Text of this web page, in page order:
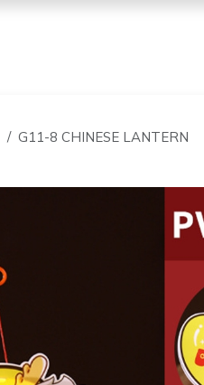
G11-8 CHINESE LANTERN